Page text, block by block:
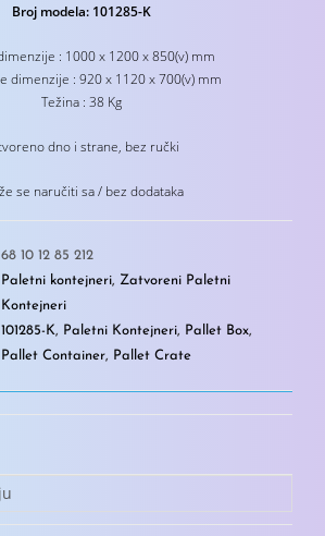
Broj modela: 101285-K
: 1000 x 1200 x 850(v) mm
dimenzije : 920 x 1120 x 700(v) mm
Težina : 38 Kg
dno i strane, bez ručki
se naručiti sa / bez dodataka
68 10 12 85 212
Paletni kontejneri, Zatvoreni Paletni
Kontejneri
101285-K, Paletni Kontejneri, Pallet Box,
Pallet Container, Pallet Crate